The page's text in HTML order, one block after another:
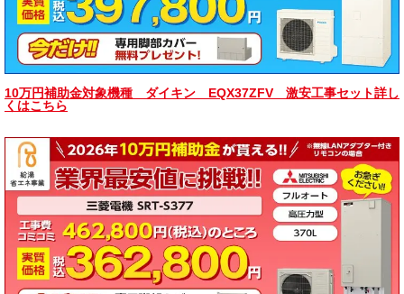
10万円補助金対象機種 ダイキン EQX37ZFV 激安工事セット詳し
くはこちら